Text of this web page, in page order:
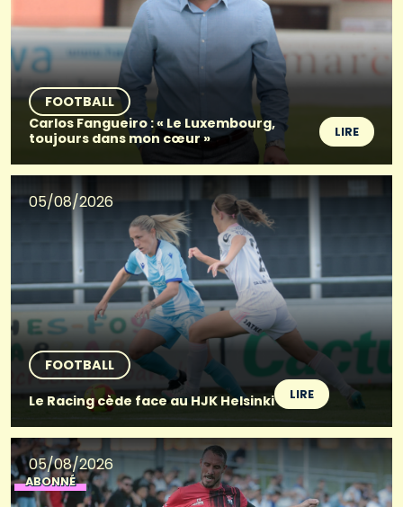
FOOTBALL
Carlos Fangueiro : « Le Luxembourg,
toujours dans mon cœur »
LIRE
05/08/2026
FOOTBALL
Le Racing cède face au HJK Helsinki
LIRE
05/08/2026
ABONNÉ